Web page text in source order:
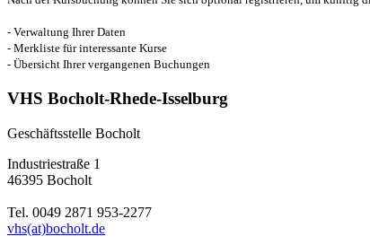
- Verwaltung Ihrer Daten
- Merkliste für interessante Kurse
- Übersicht Ihrer vergangenen Buchungen
VHS Bocholt-Rhede-Isselburg
Geschäftsstelle Bocholt
Industriestraße 1
46395 Bocholt
Tel. 0049 2871 953-2277
vhs(at)bocholt.de